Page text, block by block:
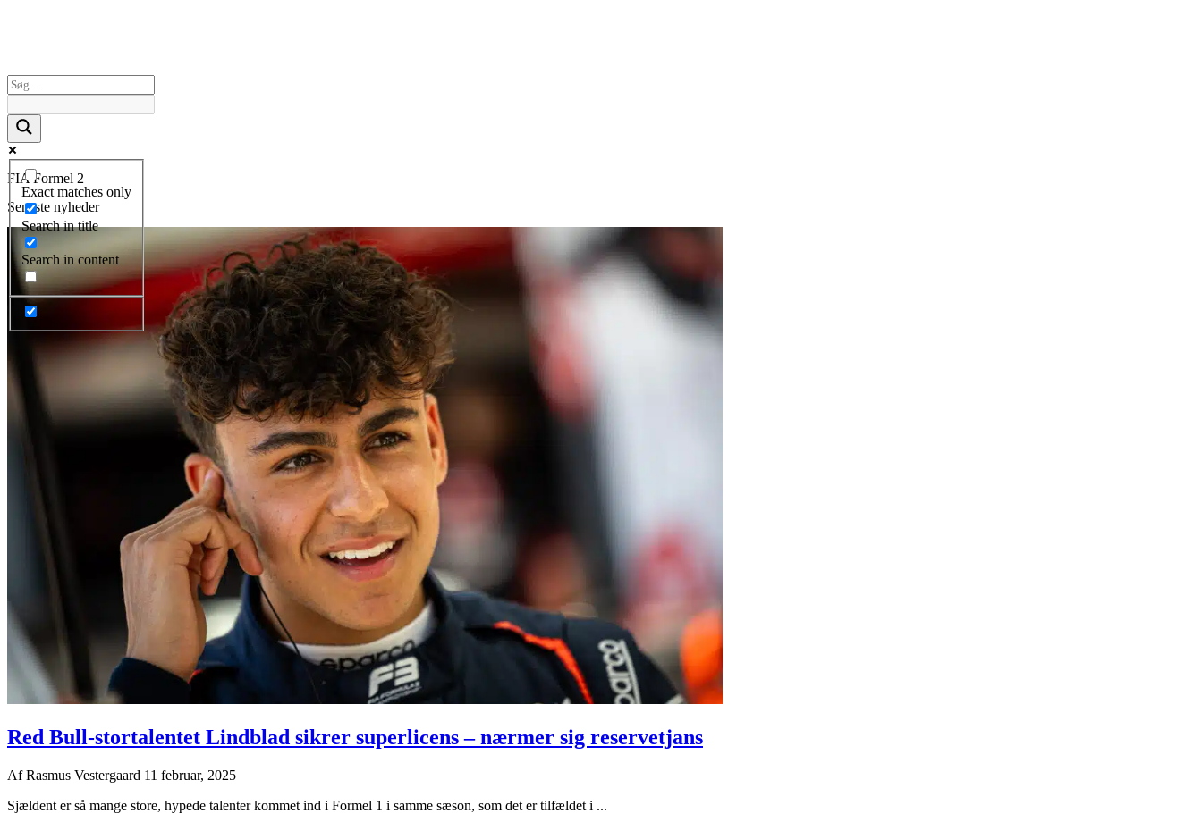
Exact matches only
Search in title
Search in content
FIA Formel 2
Seneste nyheder
Red Bull-stortalentet Lindblad sikrer superlicens – nærmer sig reservetjans
AfRasmus Vestergaard 11 februar, 2025
Sjældent er så mange store, hypede talenter kommet ind i Formel 1 i samme sæson, som det er tilfældet i ...